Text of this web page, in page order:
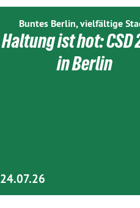
Buntes Berlin, vielfältige
Haltung ist hot: CSD
in Berlin
24.07.26